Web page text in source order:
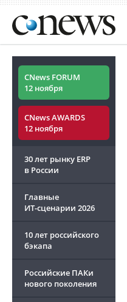
CNews FORUM
12 ноября
CNews AWARDS
12 ноября
30 лет рынку ERP
в России
Главные
ИТ-сценарии 2026
10 лет российского
бэкапа
Российские ПАКи
нового поколения